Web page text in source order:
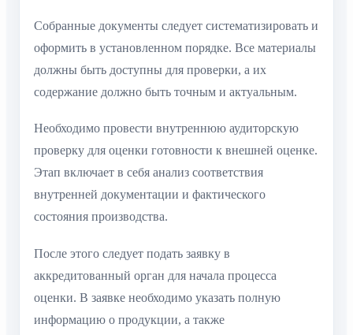
Собранные документы следует систематизировать и
оформить в установленном порядке. Все материалы
должны быть доступны для проверки, а их
содержание должно быть точным и актуальным.
Необходимо провести внутреннюю аудиторскую
проверку для оценки готовности к внешней оценке.
Этап включает в себя анализ соответствия
внутренней документации и фактического
состояния производства.
После этого следует подать заявку в
аккредитованный орган для начала процесса
оценки. В заявке необходимо указать полную
информацию о продукции, а также